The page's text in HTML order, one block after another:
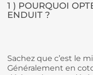
1 ) POURQUOI
ENDUIT ?
Sachez que c’est le
Généralement en